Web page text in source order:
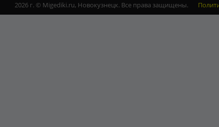
2026 г. © Migediki.ru, Новокузнецк. Все права защищены.